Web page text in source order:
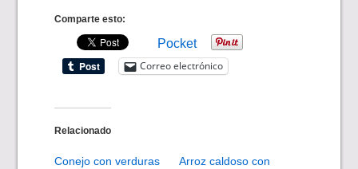
Comparte esto:
Pocket
Correo electrónico
Relacionado
Conejo con verduras
Arroz caldoso con